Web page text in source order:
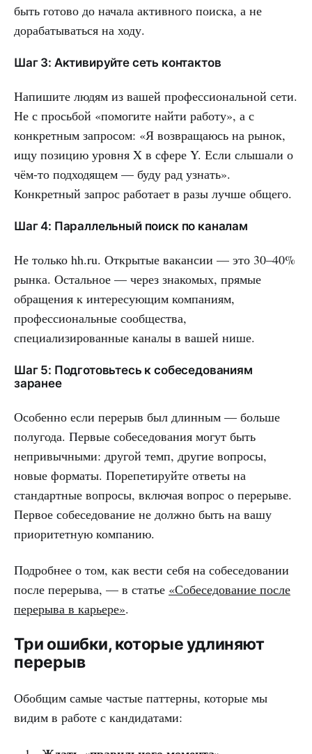
быть готово до начала активного поиска, а не
дорабатываться на ходу.
Шаг 3: Активируйте сеть контактов
Напишите людям из вашей профессиональной сети.
Не с просьбой «помогите найти работу», а с
конкретным запросом: «Я возвращаюсь на рынок,
ищу позицию уровня X в сфере Y. Если слышали о
чём-то подходящем — буду рад узнать».
Конкретный запрос работает в разы лучше общего.
Шаг 4: Параллельный поиск по каналам
Не только hh.ru. Открытые вакансии — это 30–40%
рынка. Остальное — через знакомых, прямые
обращения к интересующим компаниям,
профессиональные сообщества,
специализированные каналы в вашей нише.
Шаг 5: Подготовьтесь к собеседованиям
заранее
Особенно если перерыв был длинным — больше
полугода. Первые собеседования могут быть
непривычными: другой темп, другие вопросы,
новые форматы. Порепетируйте ответы на
стандартные вопросы, включая вопрос о перерыве.
Первое собеседование не должно быть на вашу
приоритетную компанию.
Подробнее о том, как вести себя на собеседовании
после перерыва, — в статье «Собеседование после
перерыва в карьере».
Три ошибки, которые удлиняют
перерыв
Обобщим самые частые паттерны, которые мы
видим в работе с кандидатами: